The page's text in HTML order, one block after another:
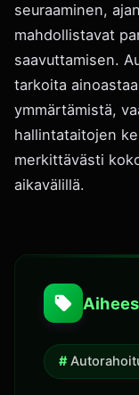
seuraaminen,
mahdollistavat
saavuttamisen.
tarkoita
ymmärtämistä,
hallintataitojen
merkittävästi
aikavälillä.